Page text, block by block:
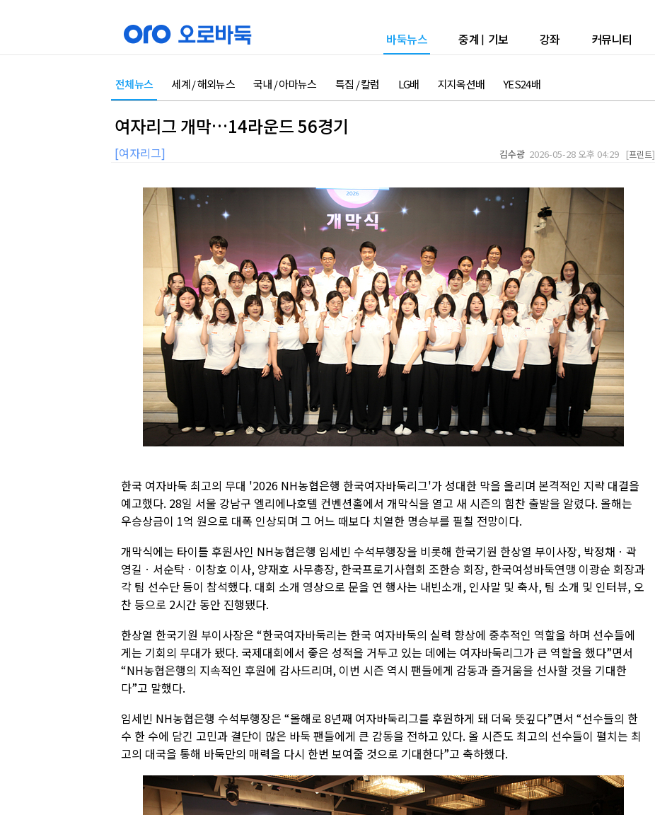
바둑뉴스 중계 | 기보 강좌 커뮤니티
전체뉴스 세계 / 해외뉴스 국내 / 아마뉴스 특집 / 칼럼 LG배 지지옥션배 YES24배
여자리그 개막…14라운드 56경기
[여자리그] 김수광 2026-05-28 오후 04:29 [프린트]
한국 여자바둑 최고의 무대 '2026 NH농협은행 한국여자바둑리그'가 성대한 막을 올리며 본격적인 지략 대결을
예고했다. 28일 서울 강남구 엘리에나호텔 컨벤션홀에서 개막식을 열고 새 시즌의 힘찬 출발을 알렸다. 올해는
우승상금이 1억 원으로 대폭 인상되며 그 어느 때보다 치열한 명승부를 필칠 전망이다.
개막식에는 타이틀 후원사인 NH농협은행 임세빈 수석부행장을 비롯해 한국기원 한상열 부이사장, 박정채ㆍ곽
영길ㆍ서순탁ㆍ이창호 이사, 양재호 사무총장, 한국프로기사협회 조한승 회장, 한국여성바둑연맹 이광순 회장과
각 팀 선수단 등이 참석했다. 대회 소개 영상으로 문을 연 행사는 내빈소개, 인사말 및 축사, 팀 소개 및 인터뷰, 오
찬 등으로 2시간 동안 진행됐다.
한상열 한국기원 부이사장은 “한국여자바둑리는 한국 여자바둑의 실력 향상에 중추적인 역할을 하며 선수들에
게는 기회의 무대가 됐다. 국제대회에서 좋은 성적을 거두고 있는 데에는 여자바둑리그가 큰 역할을 했다”면서
“NH농협은행의 지속적인 후원에 감사드리며, 이번 시즌 역시 팬들에게 감동과 즐거움을 선사할 것을 기대한
다”고 말했다.
임세빈 NH농협은행 수석부행장은 “올해로 8년째 여자바둑리그를 후원하게 돼 더욱 뜻깊다”면서 “선수들의 한
수 한 수에 담긴 고민과 결단이 많은 바둑 팬들에게 큰 감동을 전하고 있다. 올 시즌도 최고의 선수들이 펼치는 최
고의 대국을 통해 바둑만의 매력을 다시 한번 보여줄 것으로 기대한다”고 축하했다.